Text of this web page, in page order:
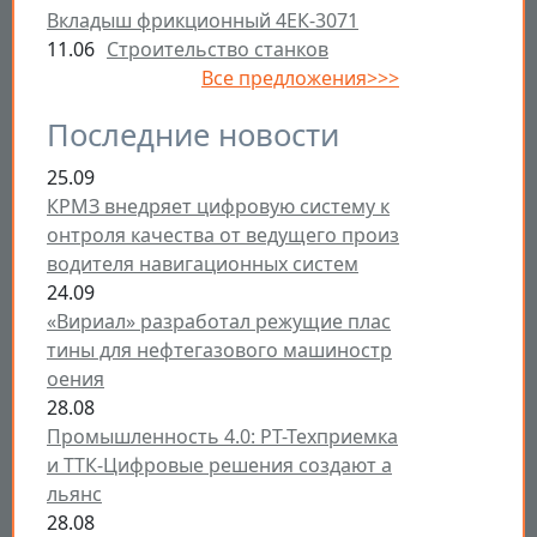
Вкладыш фрикционный 4ЕК-3071
11.06 Строительство станков
Все предложения>>>
Последние новости
25.09
КРМЗ внедряет цифровую систему к
онтроля качества от ведущего произ
водителя навигационных систем
24.09
«Вириал» разработал режущие плас
тины для нефтегазового машиностр
оения
28.08
Промышленность 4.0: РТ-Техприемка
и ТТК-Цифровые решения создают а
льянс
28.08